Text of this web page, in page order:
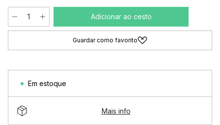
Adicionar ao cesto
Guardar como favorito
Em estoque
Mais info